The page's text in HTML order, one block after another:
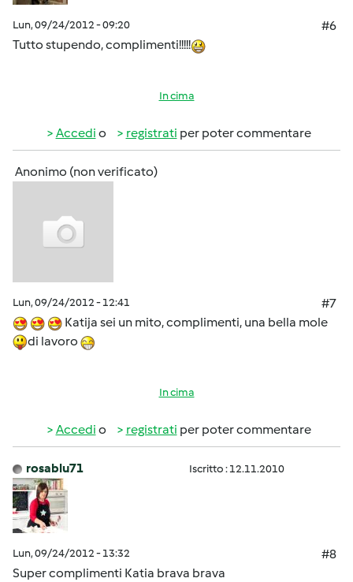
Lun, 09/24/2012 - 09:20
#6
Tutto stupendo, complimenti!!!!!
In cima
Accedi o registrati per poter commentare
Anonimo (non verificato)
Lun, 09/24/2012 - 12:41
#7
Katija sei un mito, complimenti, una bella mole
di lavoro
In cima
Accedi o registrati per poter commentare
rosablu71 Iscritto : 12.11.2010
Lun, 09/24/2012 - 13:32
#8
Super complimenti Katia brava brava